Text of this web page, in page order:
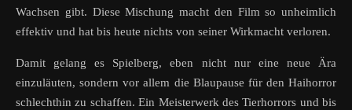
Wachsen gibt. Diese Mischung macht den Film so unheimlich
effektiv und hat bis heute nichts von seiner Wirkmacht verloren.
Damit gelang es Spielberg, eben nicht nur eine neue Ära
einzuläuten, sondern vor allem die Blaupause für den Haihorror
schlechthin zu schaffen. Ein Meisterwerk des Tierhorrors und bis